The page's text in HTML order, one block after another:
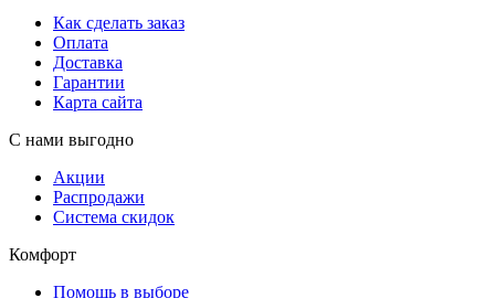
Как сделать заказ
Оплата
Доставка
Гарантии
Карта сайта
С нами выгодно
Акции
Распродажи
Система скидок
Комфорт
Помощь в выборе